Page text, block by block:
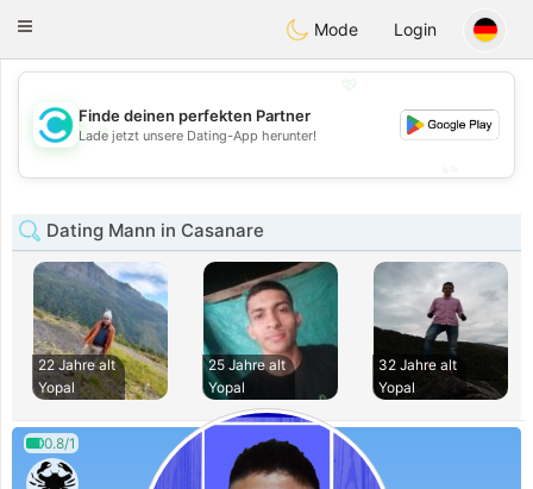
olombiaCitas
Toggle
Mode Login
💖
💕
Finde deinen perfekten Partner
Lade jetzt unsere Dating-App herunter!
Dating Mann in Casanare
22 Jahre alt
Yopal
25 Jahre alt
Yopal
32 Jahre alt
Yopal
0.8/1